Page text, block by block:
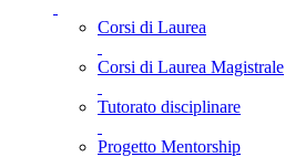
Corsi di Laurea
Corsi di Laurea Magistrale
Tutorato disciplinare
Progetto Mentorship